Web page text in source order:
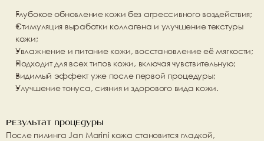
Глубокое обновление кожи без агрессивного воздействия;
Стимуляция выработки коллагена и улучшение текстуры
кожи;
Увлажнение и питание кожи, восстановление её мягкости;
Подходит для всех типов кожи, включая чувствительную;
Видимый эффект уже после первой процедуры;
Улучшение тонуса, сияния и здорового вида кожи.
Результат процедуры
После пилинга Jan Marini кожа становится гладкой,